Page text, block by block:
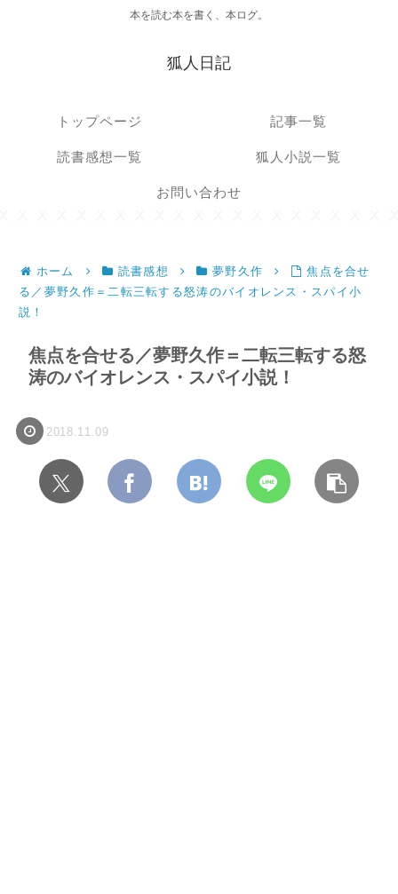
本を読む本を書く、本ログ。
狐人日記
トップページ 記事一覧
読書感想一覧 狐人小説一覧
お問い合わせ
ホーム 読書感想 夢野久作
焦点を合せ
る／夢野久作＝二転三転する怒涛のバイオレンス・スパイ小
説！
焦点を合せる／夢野久作＝二転三転する怒
涛のバイオレンス・スパイ小説！
2018.11.09